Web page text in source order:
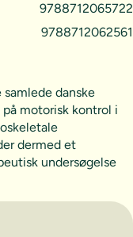
9788712065722
9788712062561
danske
motorisk kontrol i
dermed et
undersøgelse